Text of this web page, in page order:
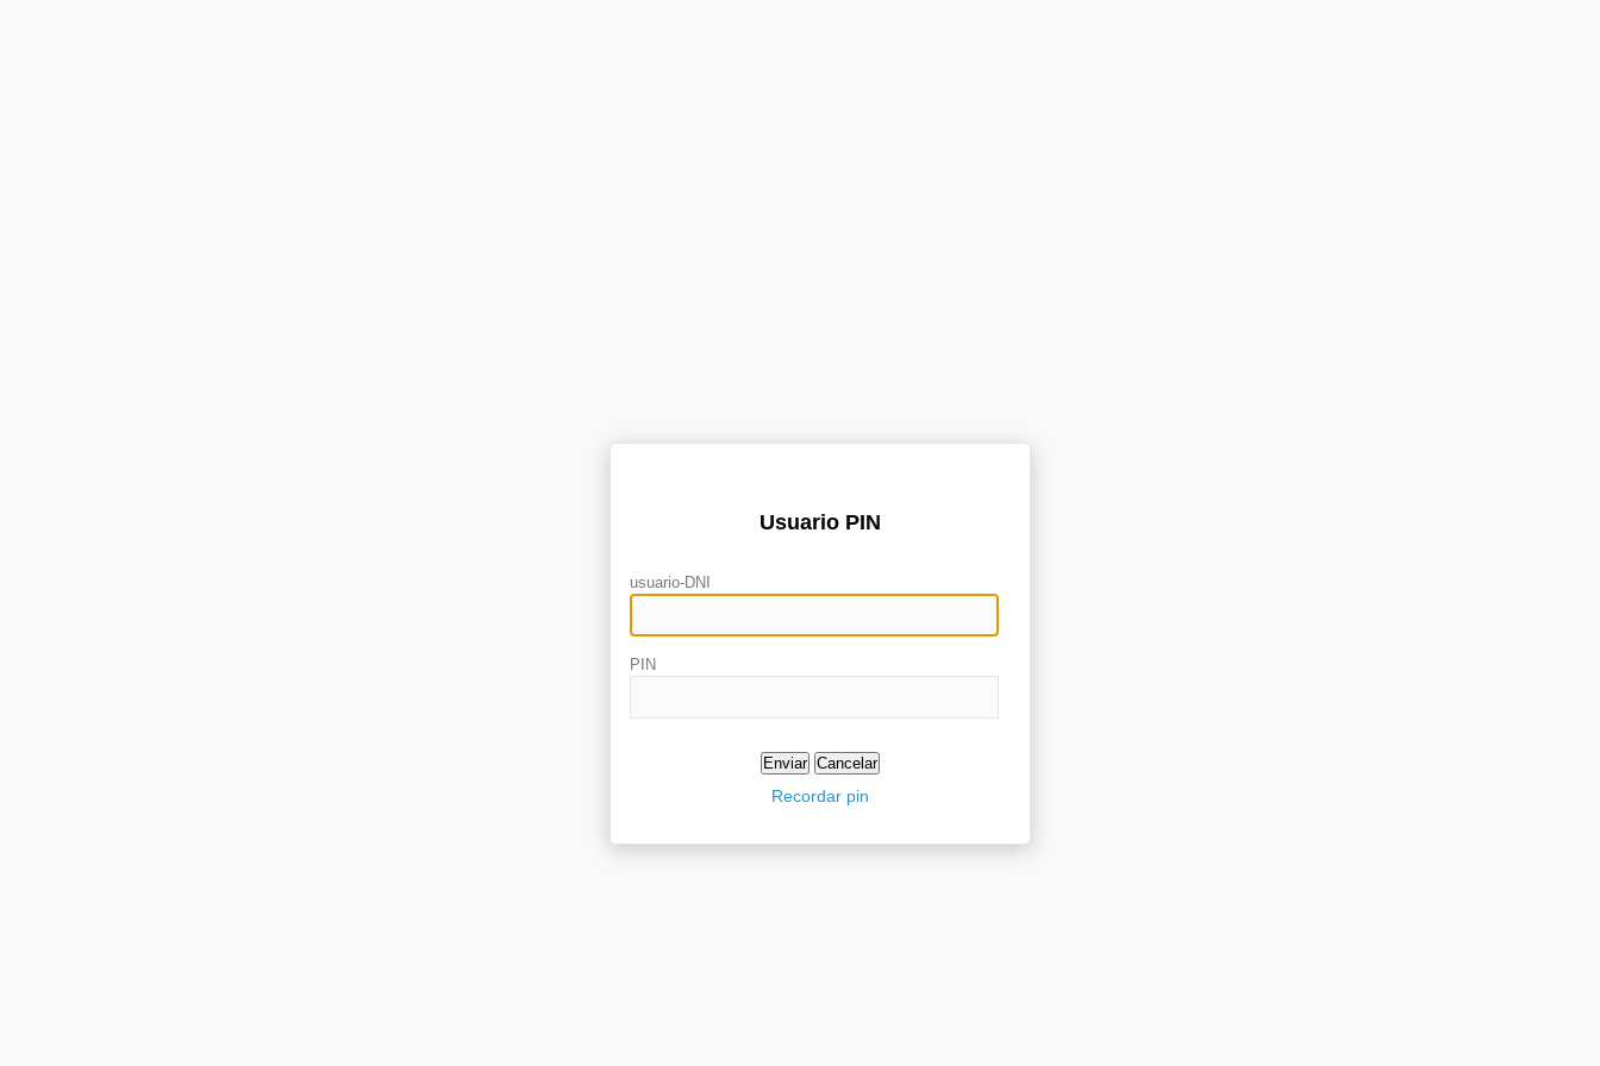
Usuario PIN
usuario-DNI
PIN
Recordar pin